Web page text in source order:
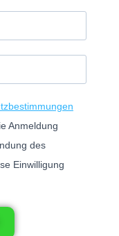
Anmeldung
des
Einwilligung